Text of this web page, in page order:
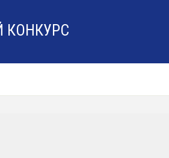
КОНКУРС